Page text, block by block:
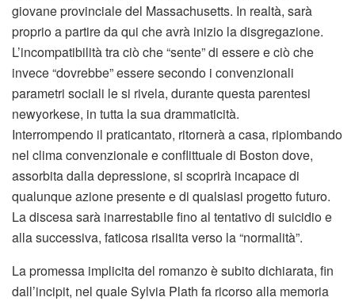
giovane provinciale del Massachusetts. In realtà, sarà
proprio a partire da qui che avrà inizio la disgregazione.
L’incompatibilità tra ciò che “sente” di essere e ciò che
invece “dovrebbe” essere secondo i convenzionali
parametri sociali le si rivela, durante questa parentesi
newyorkese, in tutta la sua drammaticità.
Interrompendo il praticantato, ritornerà a casa, ripiombando
nel clima convenzionale e conflittuale di Boston dove,
assorbita dalla depressione, si scoprirà incapace di
qualunque azione presente e di qualsiasi progetto futuro.
La discesa sarà inarrestabile fino al tentativo di suicidio e
alla successiva, faticosa risalita verso la “normalità”.
La promessa implicita del romanzo è subito dichiarata, fin
dall’incipit, nel quale Sylvia Plath fa ricorso alla memoria